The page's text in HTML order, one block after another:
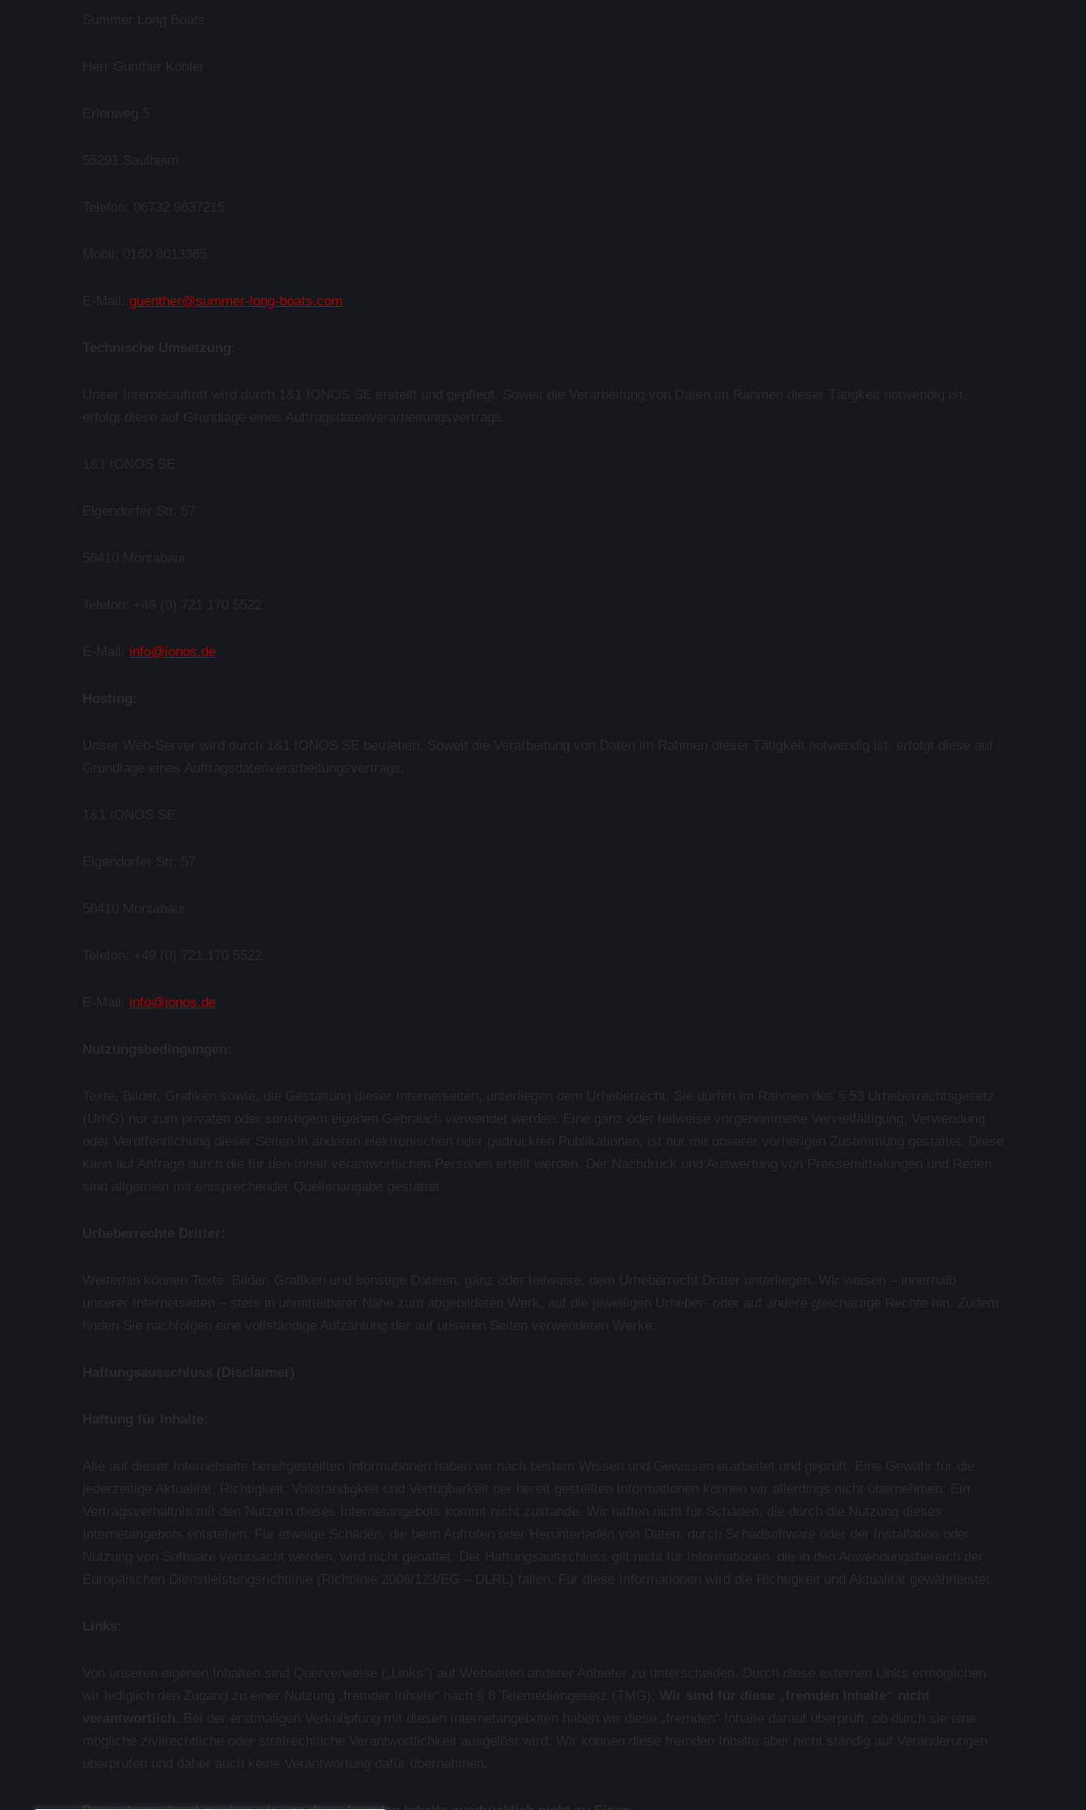
Summer Long Boats
Herr Günther Köhler
55291 Saulheim
Telefon: 06732 9637215
Mobil: 0160 8013365
guenther@summer-long-boats.com
Technische Umsetzung:
Unser Internetauftritt wird durch 1&1 IONOS SE erstellt und gepflegt. Soweit die Verarbeitung von Daten im Rahmen dieser Tätigkeit notwendig ist,
erfolgt diese auf Grundlage eines Auftragsdatenverarbeitungsvertrags.
1&1 IONOS SE
Elgendorfer Str. 57
56410 Montabaur
Telefon: +49 (0) 721 170 5522
info@ionos.de
Hosting:
Unser Web-Server wird durch 1&1 IONOS SE betrieben. Soweit die Verarbeitung von Daten im Rahmen dieser Tätigkeit notwendig ist, erfolgt diese auf
Grundlage eines Auftragsdatenverarbeitungsvertrags.
1&1 IONOS SE
Elgendorfer Str. 57
56410 Montabaur
Telefon: +49 (0) 721 170 5522
info@ionos.de
Nutzungsbedingungen:
Texte, Bilder, Grafiken sowie, die Gestaltung dieser Internetseiten, unterliegen dem Urheberrecht. Sie dürfen im Rahmen des § 53 Urheberrechtsgesetz
(UrhG) nur zum privaten oder sonstigem eigenen Gebrauch verwendet werden. Eine ganz oder teilweise vorgenommene Vervielfältigung, Verwendung
oder Veröffentlichung dieser Seiten in anderen elektronischen oder gedruckten Publikationen, ist nur mit unserer vorherigen Zustimmung gestattet. Diese
kann auf Anfrage durch die für den Inhalt verantwortlichen Personen erteilt werden. Der Nachdruck und Auswertung von Pressemitteilungen und Reden
sind allgemein mit entsprechender Quellenangabe gestattet.
Urheberrechte Dritter:
Weiterhin können Texte, Bilder, Grafiken und sonstige Dateien, ganz oder teilweise, dem Urheberrecht Dritter unterliegen. Wir weisen – innerhalb
unserer Internetseiten – stets in unmittelbarer Nähe zum abgebildeten Werk, auf die jeweiligen Urheber- oder auf andere gleichartige Rechte hin. Zudem
finden Sie nachfolgen eine vollständige Aufzählung der auf unseren Seiten verwendeten Werke:
Haftungsausschluss (Disclaimer)
Haftung für Inhalte:
Alle auf dieser Internetseite bereitgestellten Informationen haben wir nach bestem Wissen und Gewissen erarbeitet und geprüft. Eine Gewähr für die
jederzeitige Aktualität, Richtigkeit, Vollständigkeit und Verfügbarkeit der bereit gestellten Informationen können wir allerdings nicht übernehmen. Ein
Vertragsverhältnis mit den Nutzern dieses Internetangebots kommt nicht zustande. Wir haften nicht für Schäden, die durch die Nutzung dieses
Internetangebots entstehen. Für etwaige Schäden, die beim Aufrufen oder Herunterladen von Daten, durch Schadsoftware oder der Installation oder
Nutzung von Software verursacht werden, wird nicht gehaftet. Der Haftungsausschluss gilt nicht für Informationen, die in den Anwendungsbereich der
Europäischen Dienstleistungsrichtlinie (Richtlinie 2006/123/EG – DLRL) fallen. Für diese Informationen wird die Richtigkeit und Aktualität gewährleistet.
Links:
Von unseren eigenen Inhalten sind Querverweise („Links“) auf Webseiten anderer Anbieter zu unterscheiden. Durch diese externen Links ermöglichen
wir lediglich den Zugang zu einer Nutzung „fremder Inhalte“ nach § 8 Telemediengesetz (TMG).
Wir sind für diese „fremden Inhalte“ nicht
verantwortlich.
Bei der erstmaligen Verknüpfung mit diesen Internetangeboten haben wir diese „fremden“ Inhalte darauf überprüft, ob durch sie eine
mögliche zivilrechtliche oder strafrechtliche Verantwortlichkeit ausgelöst wird. Wir können diese fremden Inhalte aber nicht ständig auf Veränderungen
überprüfen und daher auch keine Verantwortung dafür übernehmen